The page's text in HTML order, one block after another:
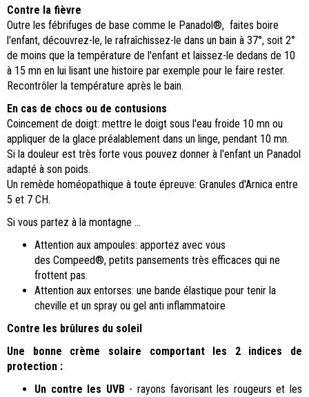
Contre la fièvre
Outre les fébrifuges de base comme le Panadol®, faites boire
l'enfant, découvrez-le, le rafraîchissez-le dans un bain à 37°, soit 2°
de moins que la température de l'enfant et laissez-le dedans de 10
à 15 mn en lui lisant une histoire par exemple pour le faire rester.
Recontrôler la température après le bain.
En cas de chocs ou de contusions
Coincement de doigt: mettre le doigt sous l'eau froide 10 mn ou
appliquer de la glace préalablement dans un linge, pendant 10 mn.
Si la douleur est très forte vous pouvez donner à l'enfant un Panadol
adapté à son poids.
Un remède homéopathique à toute épreuve: Granules d'Arnica entre
5 et 7 CH.
Si vous partez à la montagne ...
Attention aux ampoules: apportez avec vous
des Compeed®, petits pansements très efficaces qui ne
frottent pas.
Attention aux entorses: une bande élastique pour tenir la
cheville et un spray ou gel anti inflammatoire
Contre les brûlures du soleil
Une bonne crème solaire comportant les 2 indices de
protection :
Un contre les UVB - rayons favorisant les rougeurs et les